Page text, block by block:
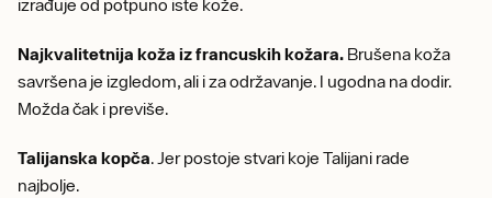
izrađuje od potpuno iste kože.
Najkvalitetnija koža iz francuskih kožara. Brušena koža
savršena je izgledom, ali i za održavanje. I ugodna na dodir.
Možda čak i previše.
Talijanska kopča. Jer postoje stvari koje Talijani rade
najbolje.